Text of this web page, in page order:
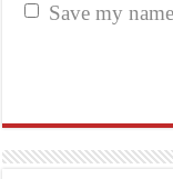
Save my